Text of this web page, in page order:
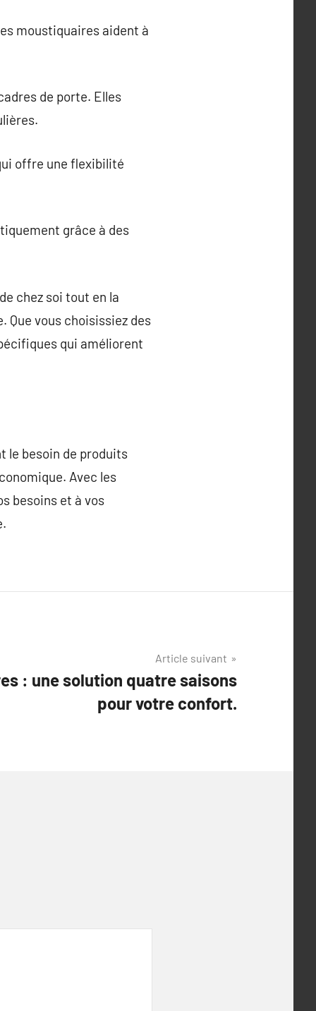
moustiquaires aident à
de porte. Elles
offre une flexibilité
grâce à des
chez soi tout en la
Que vous choisissiez des
qui améliorent
le besoin de produits
Avec les
besoins et à vos
Article suivant
: une solution quatre saisons
pour votre confort.